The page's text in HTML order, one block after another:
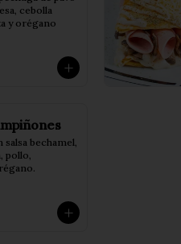
cebolla
y orégano
bechamel,
pollo,